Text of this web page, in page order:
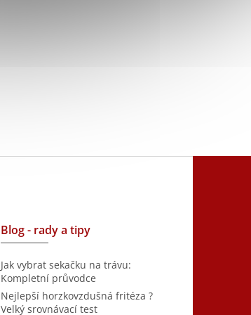
Blog - rady a tipy
Jak vybrat sekačku na trávu:
Kompletní průvodce
Nejlepší horzkovzdušná fritéza ?
Velký srovnávací test